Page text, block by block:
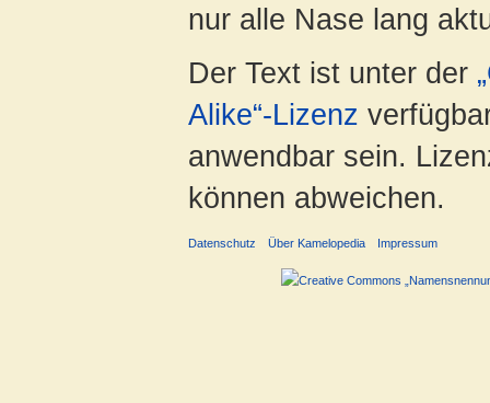
nur alle Nase lang
Der Text ist unter der
Alike“-Lizenz
anwendbar sein.
können abweichen.
Datenschutz Über Kamelopedia Impressum